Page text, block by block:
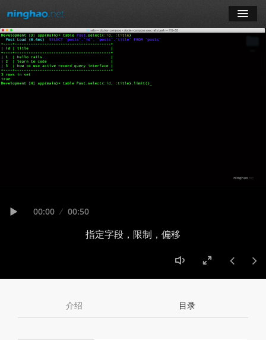
学习
博客
Current
00:00 Duration
00:50
指定字段，限制，偏移
Volume
介绍 目录